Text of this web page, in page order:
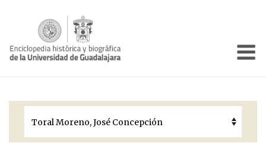
Períodos Históricos